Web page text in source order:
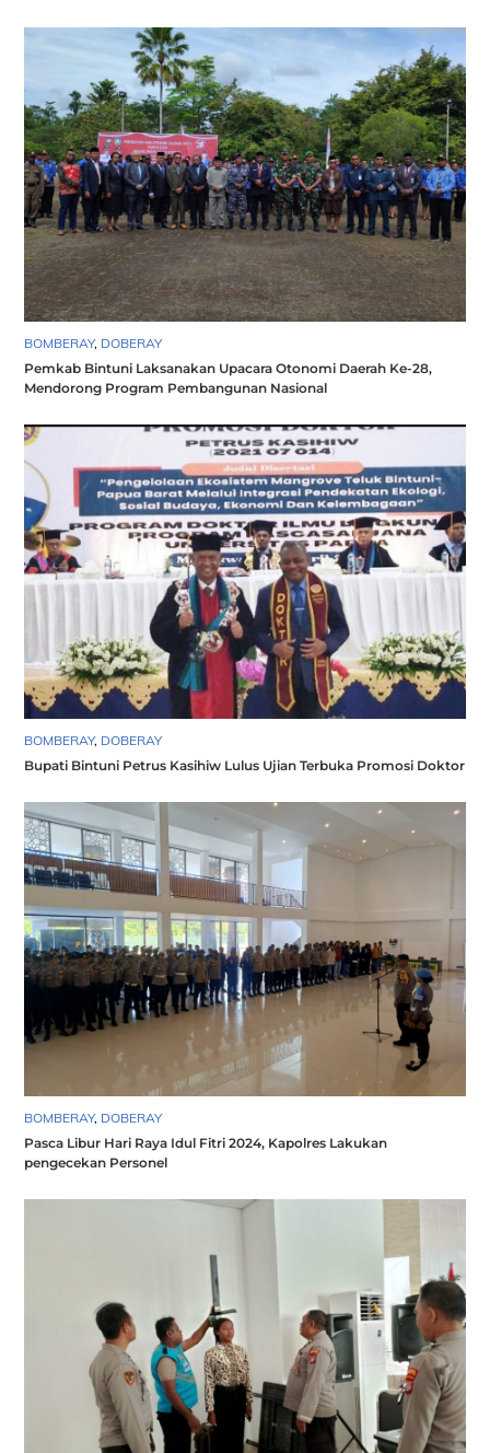
BOMBERAY, DOBERAY
Pemkab Bintuni Laksanakan Upacara Otonomi Daerah Ke-28,
Mendorong Program Pembangunan Nasional
BOMBERAY, DOBERAY
Bupati Bintuni Petrus Kasihiw Lulus Ujian Terbuka Promosi Doktor
BOMBERAY, DOBERAY
Pasca Libur Hari Raya Idul Fitri 2024, Kapolres Lakukan
pengecekan Personel